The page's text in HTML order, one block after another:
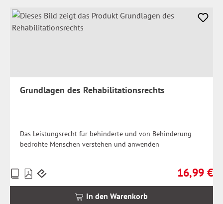
Grundlagen des Rehabilitationsrechts
Das Leistungsrecht für behinderte und von Behinderung
bedrohte Menschen verstehen und anwenden
Regulärer
16,99 €
Preise
inkl.
In den Warenkorb